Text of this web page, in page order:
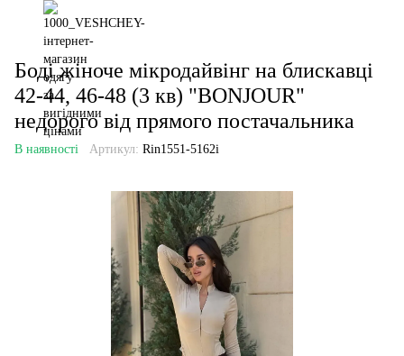
Боді жіноче мікродайвінг на блискавці
42-44, 46-48 (3 кв) "BONJOUR"
недорого від прямого постачальника
В наявності Артикул: Rin1551-5162i